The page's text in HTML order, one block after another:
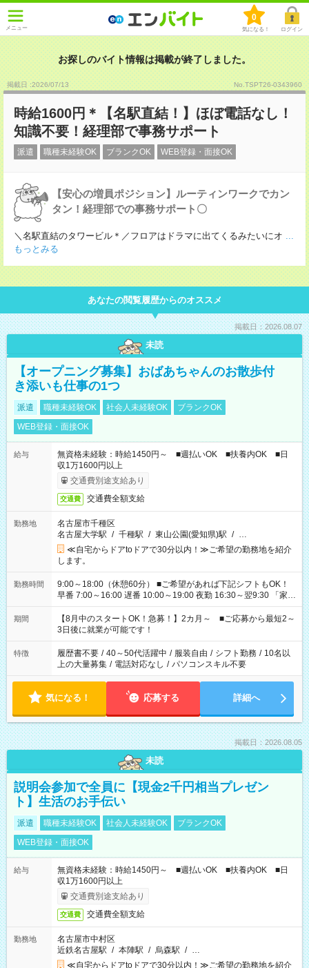
メニュー
0
気になる！ ログイン
お探しのバイト情報は掲載が終了しました。
掲載日 :2026/07/13 No.TSPT26-0343960
時給1600円＊【名駅直結！】ほぼ電話なし！
知識不要！経理部で事務サポート
派遣 職種未経験OK ブランクOK WEB登録・面接OK
【安心の増員ポジション】ルーティンワークでカン
タン！経理部での事務サポート〇
＼名駅直結のタワービル＊／フロアはドラマに出てくるみたいにオ ...
もっとみる
あなたの閲覧履歴からのオススメ
掲載日：2026.08.07
未読
【オープニング募集】おばあちゃんのお散歩付
き添いも仕事の1つ
派遣 職種未経験OK 社会人未経験OK
ブランクOK
WEB登録・面接OK
給与
無資格未経験：時給1450円～ ■週払いOK ■扶養内OK ■日
収1万1600円以上
交通費別途支給あり
交通費 交通費全額支給
勤務地
名古屋市千種区
名古屋大学駅 / 千種駅 / 東山公園(愛知県)駅 / …
≪自宅からドアtoドアで30分以内！≫ご希望の勤務地を紹介
します。
勤務時間
9:00～18:00（休憩60分） ■ご希望があれば下記シフトもOK！
早番 7:00～16:00 遅番 10:00～19:00 夜勤 16:30～翌9:30 「家族
と休みを合わせたい」 「余裕を持って夕飯の準備がしたい」
「できれば残業はしたくない」 など、ご希望を教えてください
ね。 ※Wワーク希望の方へ 今ご覧のお仕事で希望する勤務時間
と、もう1つのお仕事の勤務時間。 合計で週40時間を超える場
合は応募できません。
期間
【8月中のスタートOK！急募！】2カ月～ ■ご応募から最短2～
3日後に就業が可能です！
特徴 履歴書不要 / 40～50代活躍中 / 服装自由 / シフト勤務 / 10名以
上の大量募集 / 電話対応なし / パソコンスキル不要
気になる！ 応募する 詳細へ
掲載日：2026.08.05
未読
説明会参加で全員に【現金2千円相当プレゼン
ト】生活のお手伝い
派遣 職種未経験OK 社会人未経験OK
ブランクOK
WEB登録・面接OK
給与
無資格未経験：時給1450円～ ■週払いOK ■扶養内OK ■日
収1万1600円以上
交通費別途支給あり
交通費 交通費全額支給
勤務地
名古屋市中村区
近鉄名古屋駅 / 本陣駅 / 烏森駅 / …
≪自宅からドアtoドアで30分以内！≫ご希望の勤務地を紹介